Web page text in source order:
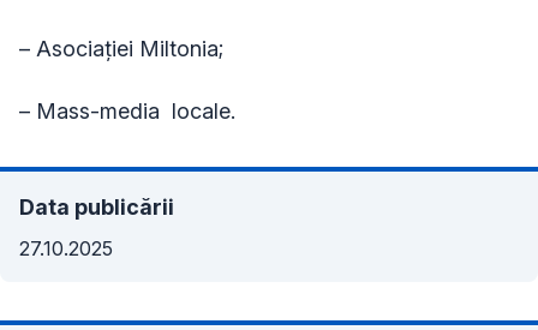
– Asociației Miltonia;
– Mass-media locale.
Data publicării
27.10.2025